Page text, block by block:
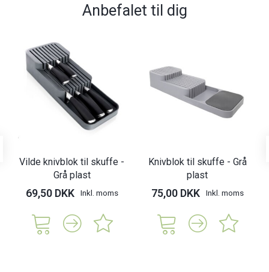
Anbefalet til dig
Vilde knivblok til skuffe -
Grå plast
69,50 DKK Inkl. moms
Knivblok til skuffe - Grå
plast
75,00 DKK Inkl. moms